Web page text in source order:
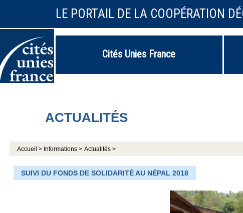
LE PORTAIL DE LA COOPÉRATION
Cités Unies France
ACTUALITÉS
Accueil > Informations > Actualités >
SUIVI DU FONDS DE SOLIDARITÉ AU NÉPAL 2018